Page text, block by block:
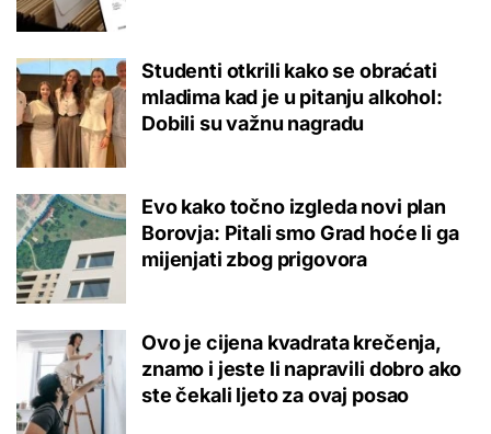
Studenti otkrili kako se obraćati
mladima kad je u pitanju alkohol:
Dobili su važnu nagradu
Evo kako točno izgleda novi plan
Borovja: Pitali smo Grad hoće li ga
mijenjati zbog prigovora
Ovo je cijena kvadrata krečenja,
znamo i jeste li napravili dobro ako
ste čekali ljeto za ovaj posao